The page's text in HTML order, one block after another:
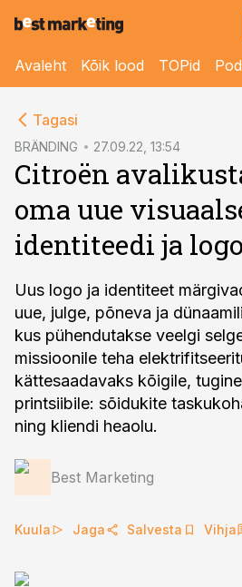
Avaleht Kõik lood TOPid
Tagasi
BRÄNDING 27.09.22, 13:54
Citroën
oma uue
identiteedi ja logo
Uus logo ja identiteet
uue, julge, põneva ja
kus pühendutakse veelgi
missioonile teha
kättesaadavaks kõigile,
printsiibile: sõidukite
ning kliendi heaolu.
Best Marketing
Kuula Jaga Salvesta Vihja